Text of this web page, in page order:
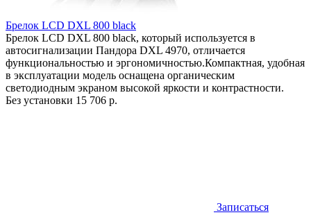
Брелок LCD DXL 800 black
Брелок LCD DXL 800 black, который используется в
автосигнализации Пандора DXL 4970, отличается
функциональностью и эргономичностью.Компактная, удобная
в эксплуатации модель оснащена органическим
светодиодным экраном высокой яркости и контрастности.
Без установки 15 706 р.
Записаться